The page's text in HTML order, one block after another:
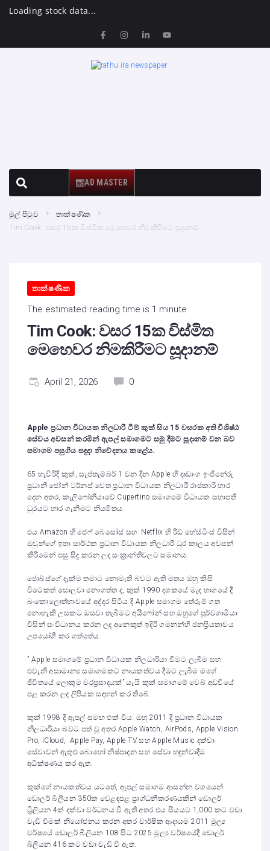
Loading stock data...
AD MASTER
මුල් පිටුව
තාක්ෂණික
Tim Cook: වසර 15ක විස්මිත මෙහෙවර නිමකිරීමට සූදානම්
තාක්ෂණික
The estimated reading time is 1 minute
Tim Cook: වසර 15ක විස්මිත
මෙහෙවර නිමකිරීමට සූදානම්
April 21, 2026 0
Apple ප්‍රධාන විධායක නිලධාරී ටිම් කුක් සිය 15 වසරක අති විශිෂ්ඨ
සේවය අවසන් කරමින් ඇපල් සමාගමට සමු දීමට සූදානම් වන බව
සමාගම පසුගිය සඳුදා නිවේදනය කළේය.
65 හැවිරිදි කුක්, සැප්තැම්බර් 1 වන දින Apple හි දෘඩාංග ඉංජිනේරු
ප්‍රධානී ජෝන් ටර්නස් වෙත ප්‍රධාන විධායක නිලධාරී රාජකාරි භාර
දෙන අතර, කැලිෆෝනියාවේ Cupertino සමාගමේ විධායක සභාපති
ධුරයට භාර ගැනීමට නියමිතය.
එය Amazon හි ජෙෆ් බෙසෝස් සහ Netflix හි රීඩ් හේස්ටිංස් විසින්
ඔවුන්ගේ ඉතා සාර්ථක ප්‍රධාන විධායක නිලධාරී ධුර කාලය අවසන්
කිරීමෙන් පසු සිදු කරන ලද සංක්‍රාන්තිවලට සමානය.
ජොබ්ස්ගේ දැක්ම තමාට නොමැති බවට ඇති මතය ඔහු කිසි
විටෙකත් සොලවා නොගත්ත ද, කුක් 1990 දශකයේ මැද භාගයේ දී
බංකොලොත්භාවයේ අද්දර සිටිය දී Apple සමාගම තේරුම් ගත
නොහැකි උසකට ඔසවා තැබීමට අයිෆෝන් සහ ඔහුගේ පූර්වගාමියා
විසින් සංවිධානය කරන ලද අනෙකුත් ඉදිරි ගමනන්හි ජනප්‍රියතාවය
උපයෝගී කර ගත්තේය.
” Apple සමාගමේ ප්‍රධාන විධායක නිලධාරියා වීමට ලැබීම සහ
එවැනි අසාමාන්‍ය සමාගමකට නායකත්වය දීමට ලැබීම මගේ
ජීවිතයේ ලොකුම වරප්‍රසාදයක්” යැයි කුක් සමාගමේ වෙබ් අඩවියේ
පළ කරන ලද ලිපියක සඳහන් කර තිබේ.
කුක් 1998 දී ඇපල් සමඟ එක් විය. ඔහු 2011 දී ප්‍රධාන විධායක
නිලධාරියා බවට පත් වූ අතර Apple Watch, AirPods, Apple Vision
Pro, iCloud, Apple Pay, Apple TV සහ Apple Music දක්වා
සේවාවන් ඇතුළු බොහෝ නිෂ්පාදන සහ සේවා හඳුන්වාදීම
අධීක්ෂණය කර ඇත.
කුක්ගේ නායකත්වය යටතේ, ඇපල් සමාගම ආසන්න වශයෙන්
ඩොලර් බිලියන 350ක වෙළඳපළ ප්‍රාග්ධනීකරණයකින් ඩොලර්
ට්‍රිලියන 4ක් දක්වා වර්ධනය වී ඇති අතර එය සියයට 1,000 කට වඩා
වැඩි වීමක් නියෝජනය කරන අතර වාර්ෂික ආදායම 2011 මූල්‍ය
වර්ෂයේ ඩොලර් බිලියන 108 සිට 2025 මූල්‍ය වර්ෂයේදී ඩොලර්
බිලියන 416 කට වඩා වැඩි වී ඇත.